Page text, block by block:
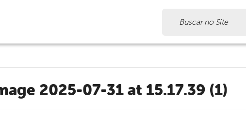
2025-07-31 at 15.17.39 (1)